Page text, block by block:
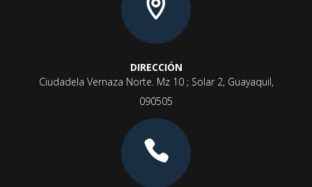
DIRECCIÓN
Ciudadela Vernaza Norte. Mz 10 ; Solar 2, Guayaquil,
090505